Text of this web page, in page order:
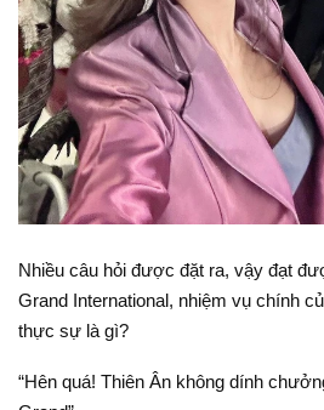
Nhiều câu hỏi được đặt ra, vậy đạt
Grand International, nhiệm vụ chính
thực sự là gì?
“Hên quá! Thiên Ân không dính